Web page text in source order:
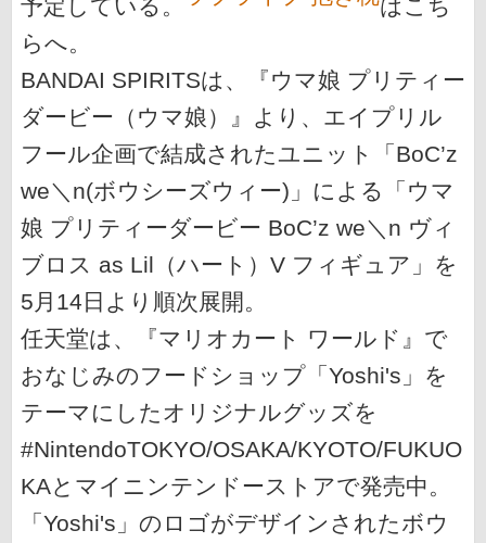
予定している。
はこち
らへ。
BANDAI SPIRITSは、『ウマ娘 プリティー
ダービー（ウマ娘）』より、エイプリル
フール企画で結成されたユニット「BoC’z
we＼n(ボウシーズウィー)」による「ウマ
娘 プリティーダービー BoC’z we＼n ヴィ
ブロス as Lil（ハート）V フィギュア」を
5月14日より順次展開。
任天堂は、『マリオカート ワールド』で
おなじみのフードショップ「Yoshi's」を
テーマにしたオリジナルグッズを
#NintendoTOKYO/OSAKA/KYOTO/FUKUO
KAとマイニンテンドーストアで発売中。
「Yoshi's」のロゴがデザインされたボウ